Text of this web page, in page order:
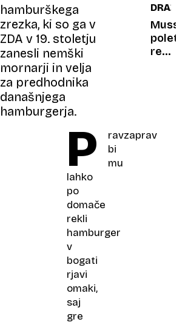
hamburškega
zrezka, ki so ga v
ZDA v 19. stoletju
zanesli nemški
mornarji in velja
za predhodnika
današnjega
hamburgerja.
P
ravzaprav
bi
mu
lahko
po
domače
rekli
hamburger
v
bogati
rjavi
omaki,
saj
gre
za
seboj
šteje
samo
ena